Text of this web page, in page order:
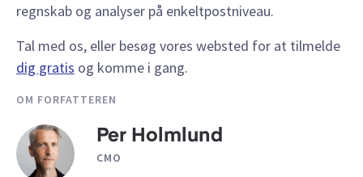
regnskab og analyser på enkeltpostniveau.
Tal med os, eller besøg vores websted for at tilmelde
dig gratis og komme i gang.
OM FORFATTEREN
Per Holmlund
CMO